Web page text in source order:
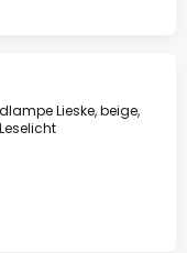
Lieske, beige,
Leselicht